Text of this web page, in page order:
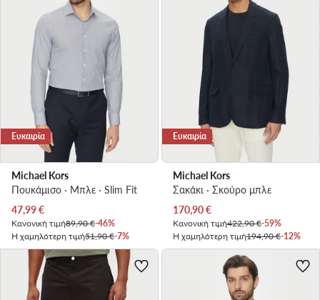
Ευκαιρία
Michael Kors
Πουκάμισο · Μπλε · Slim Fit
Τρέχουσα τιμή
47,99€
Κανονική τιμή89,90 €-46%
Η χαμηλότερη τιμή51,90 €-7%
Ευκαιρία
Michael Kors
Σακάκι · Σκούρο μπλε
Τρέχουσα τιμή
170,90€
Κανονική τιμή422,90 €-59%
Η χαμηλότερη τιμή194,90 €-12%